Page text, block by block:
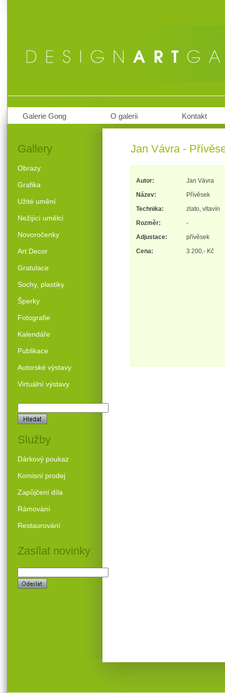
Galerie Gong O galerii Kontakt
Gallery
Obrazy
Grafika
Užité umění
Nežijící umělci
Novoročenky
Art Decor
Gratulace
Sochy, plastiky
Šperky
Fotografie
Kalendáře
Publikace
Autorské výstavy
Virtuální výstavy
Služby
Dárkový poukaz
Komisní prodej
Zapůjčení díla
Rámování
Restaurování
Zasílat novinky
Jan Vávra -
Autor:
Jan Vávra
Název:
Přívěsek
Technika:
zlato, vltavín
Rozměr:
-
Adjustace:
přívěsek
Cena:
3 200,- Kč